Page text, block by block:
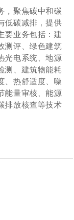
聚焦碳中和碳
低碳减排，提供
要业务包括：建
测评、绿色建筑
光电系统、地源
测、建筑物能耗
、热舒适度、噪
能量审核、能源
排放核查等技术